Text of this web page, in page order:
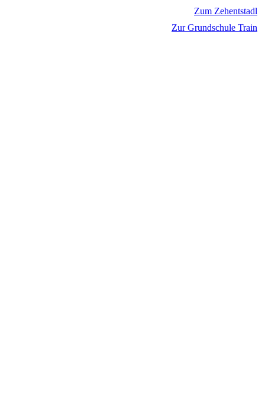
Zum Zehentstadl
Zur Grundschule Train